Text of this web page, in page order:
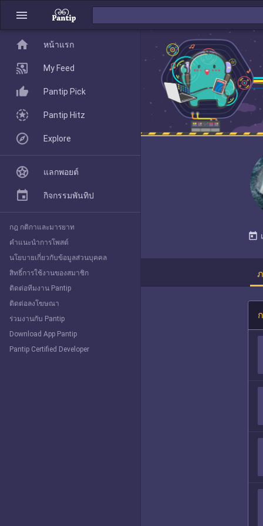
menu
today
home
Pantip Pick
Explore
home หน้าแรก
My Feed
Pantip Pick
Pantip Hitz
Explore
แลกพอยต์
กิจกรรมพันทิป
กฎ กติกาและมารยาท
คำแนะนำการโพสต์
นโยบายเกี่ยวกับข้อมูลส่วนบุคคล
สิทธิ์การใช้งานของสมาชิก
ติดต่อทีมงาน Pantip
ติดต่อลงโฆษณา
ร่วมงานกับ Pantip
Download App Pantip
Pantip Certified Developer